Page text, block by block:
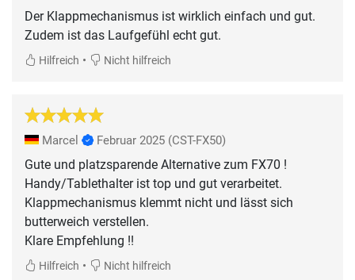
Der Klappmechanismus ist wirklich einfach und gut.
Zudem ist das Laufgefühl echt gut.
Hilfreich • Nicht hilfreich
Marcel Februar 2025 (CST-FX50)
Gute und platzsparende Alternative zum FX70 !
Handy/Tablethalter ist top und gut verarbeitet.
Klappmechanismus klemmt nicht und lässt sich
butterweich verstellen.
Klare Empfehlung !!
Hilfreich • Nicht hilfreich